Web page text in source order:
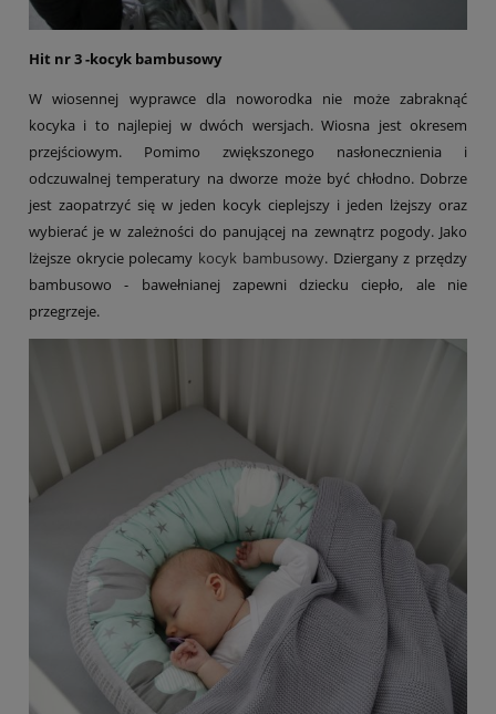
Hit nr 3 -kocyk bambusowy
W wiosennej wyprawce dla noworodka nie może zabraknąć
kocyka i to najlepiej w dwóch wersjach. Wiosna jest okresem
przejściowym. Pomimo zwiększonego nasłonecznienia i
odczuwalnej temperatury na dworze może być chłodno. Dobrze
jest zaopatrzyć się w jeden kocyk cieplejszy i jeden lżejszy oraz
wybierać je w zależności do panującej na zewnątrz pogody. Jako
lżejsze okrycie polecamy kocyk bambusowy. Dziergany z przędzy
bambusowo - bawełnianej zapewni dziecku ciepło, ale nie
przegrzeje.